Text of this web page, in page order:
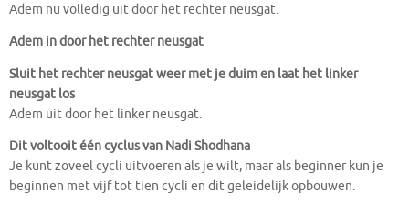
Adem nu volledig uit door het rechter neusgat.
Adem in door het rechter neusgat
Sluit het rechter neusgat weer met je duim en laat het linker
neusgat los
Adem uit door het linker neusgat.
Dit voltooit één cyclus van Nadi Shodhana
Je kunt zoveel cycli uitvoeren als je wilt, maar als beginner kun je
beginnen met vijf tot tien cycli en dit geleidelijk opbouwen.